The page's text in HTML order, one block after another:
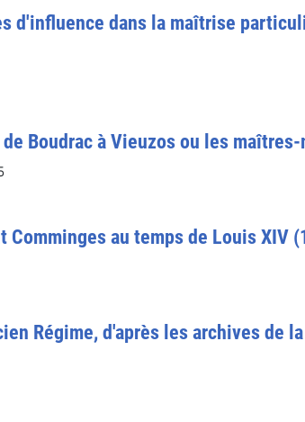
d'influence dans la maîtrise
Boudrac à Vieuzos ou les
Comminges au temps de Louis XIV
Régime, d'après les archives de